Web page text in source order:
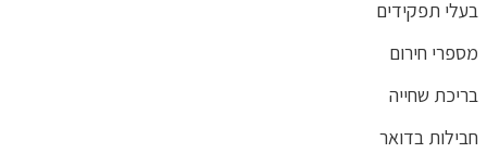
בעלי תפקידים
מספרי חירום
בריכת שחייה
חבילות בדואר